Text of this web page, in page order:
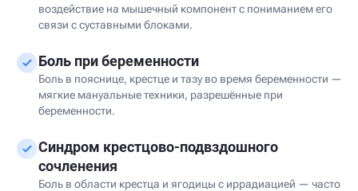
воздействие на мышечный компонент с пониманием его
связи с суставными блоками.
Боль при беременности
Боль в пояснице, крестце и тазу во время беременности —
мягкие мануальные техники, разрешённые при
беременности.
Синдром крестцово-подвздошного
сочленения
Боль в области крестца и ягодицы с иррадиацией — часто